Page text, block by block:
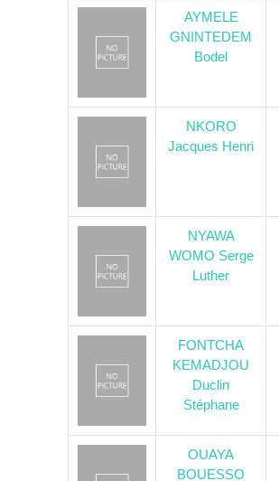
AYMELE
GNINTEDEM
Bodel
NKORO
Jacques Henri
NYAWA
WOMO Serge
Luther
FONTCHA
KEMADJOU
Duclin
Stéphane
OUAYA
BOUESSO